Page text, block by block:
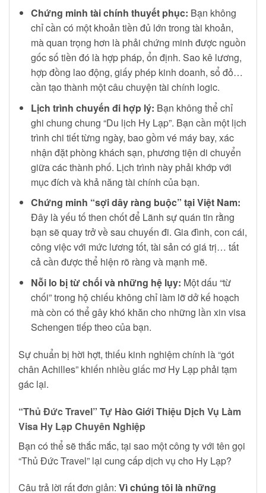
Chứng minh tài chính thuyết phục: Bạn không
chỉ cần có một khoản tiền đủ lớn trong tài khoản,
mà quan trọng hơn là phải chứng minh được nguồn
gốc số tiền đó là hợp pháp, ổn định. Sao kê lương,
hợp đồng lao động, giấy phép kinh doanh, sổ đỏ…
cần tạo thành một câu chuyện tài chính logic.
Lịch trình chuyến đi hợp lý: Bạn không thể chỉ
ghi chung chung “Du lịch Hy Lạp”. Bạn cần một lịch
trình chi tiết từng ngày, bao gồm vé máy bay, xác
nhận đặt phòng khách sạn, phương tiện di chuyển
giữa các thành phố. Lịch trình này phải khớp với
mục đích và khả năng tài chính của bạn.
Chứng minh “sợi dây ràng buộc” tại Việt Nam:
Đây là yếu tố then chốt để Lãnh sự quán tin rằng
bạn sẽ quay trở về sau chuyến đi. Gia đình, con cái,
công việc với mức lương tốt, tài sản có giá trị… tất
cả cần được thể hiện rõ ràng và mạnh mẽ.
Nỗi lo bị từ chối và những hệ lụy: Một dấu “từ
chối” trong hộ chiếu không chỉ làm lỡ dở kế hoạch
mà còn có thể gây khó khăn cho những lần xin visa
Schengen tiếp theo của bạn.
Sự chuẩn bị hời hợt, thiếu kinh nghiệm chính là “gót
chân Achilles” khiến nhiều giấc mơ Hy Lạp phải tạm
gác lại.
“Thủ Đức Travel” Tự Hào Giới Thiệu Dịch Vụ Làm
Visa Hy Lạp Chuyên Nghiệp
Bạn có thể sẽ thắc mắc, tại sao một công ty với tên gọi
“Thủ Đức Travel” lại cung cấp dịch vụ cho Hy Lạp?
Câu trả lời rất đơn giản: Vì chúng tôi là những